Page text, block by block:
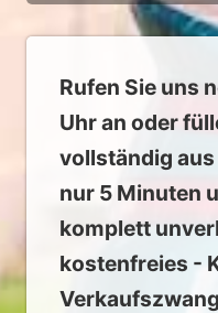
Rufen Sie uns
Uhr an oder
vollständig
nur 5 Minuten
komplett
kostenfreies -